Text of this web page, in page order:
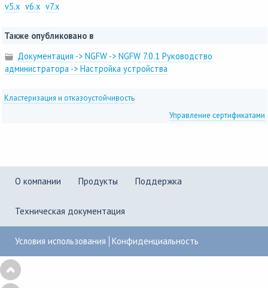
v5.x v6.x v7.x
Также опубликовано в
Документация -> NGFW -> NGFW 7.0.1 Руководство
администратора -> Настройка устройства
Кластеризация и отказоустойчивость
Управление сертификатами
О компании Продукты Поддержка
Техническая документация
Условия использования Конфиденциальность